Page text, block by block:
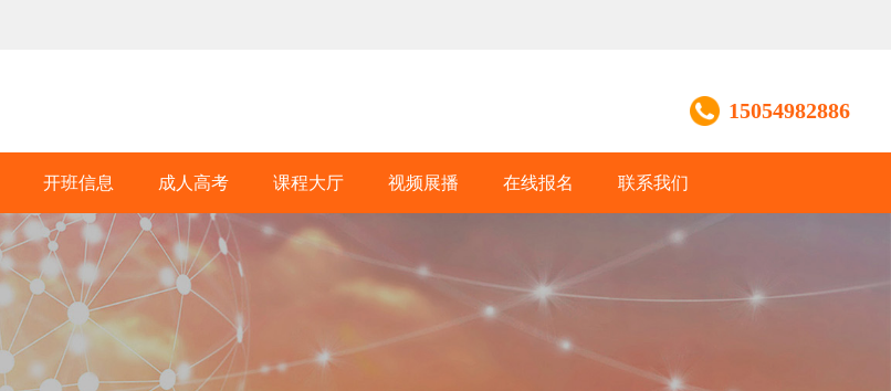
15054982886
开班信息 成人高考 课程大厅 视频展播 在线报名 联系我们